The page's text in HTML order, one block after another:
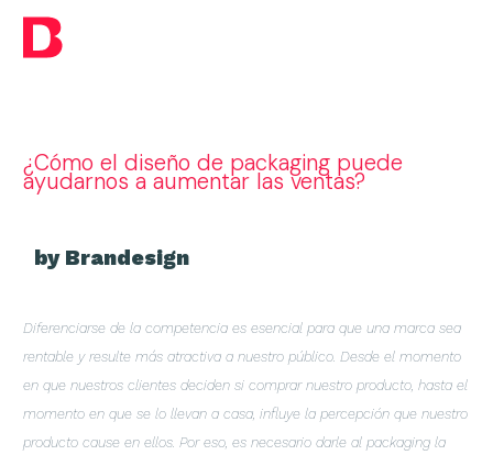
¿Cómo el diseño de packaging puede
ayudarnos a aumentar las ventas?
by Brandesign
Diferenciarse de la competencia es esencial para que una marca sea
rentable y resulte más atractiva a nuestro público. Desde el momento
en que nuestros clientes deciden si comprar nuestro producto, hasta el
momento en que se lo llevan a casa, influye la percepción que nuestro
producto cause en ellos. Por eso, es necesario darle al packaging la